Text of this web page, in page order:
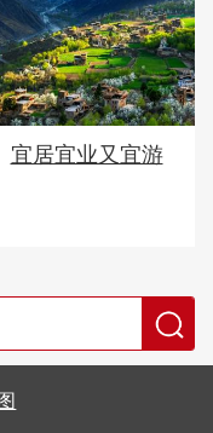
宜居宜业又宜游